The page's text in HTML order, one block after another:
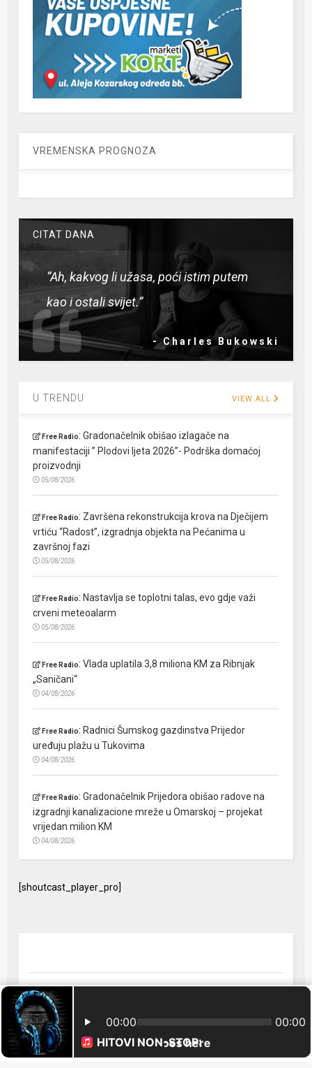
VREMENSKA PROGNOZA
CITAT DANA
“Ah, kakvog li užasa, poći istim putem
kao i ostali svijet.”
- Charles Bukowski
U TRENDU VIEW ALL
Free Radio:Gradonačelnik obišao izlagače na
manifestaciji ” Plodovi ljeta 2026”- Podrška domaćoj
proizvodnji
05/08/2026
Free Radio: Završena rekonstrukcija krova na Dječijem
vrtiću “Radost”, izgradnja objekta na Pećanima u
završnoj fazi
05/08/2026
Free Radio: Nastavlja se toplotni talas, evo gdje važi
crveni meteoalarm
05/08/2026
Free Radio:Vlada uplatila 3,8 miliona KM za Ribnjak
„Saničani“
04/08/2026
Free Radio: Radnici Šumskog gazdinstva Prijedor
uređuju plažu u Tukovima
04/08/2026
Free Radio:Gradonačelnik Prijedora obišao radove na
izgradnji kanalizacione mreže u Omarskoj – projekat
vrijedan milion KM
04/08/2026
[shoutcast_player_pro]
© 2024 Free Radio Prijedor. Sva prava zaštićena Designed by